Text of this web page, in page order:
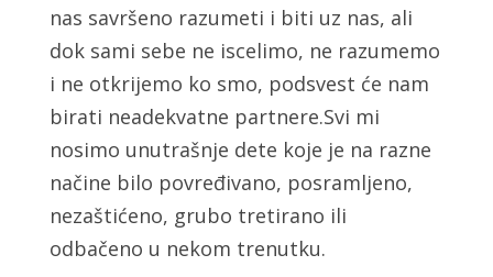
nas savršeno razumeti i biti uz nas, ali
dok sami sebe ne iscelimo, ne razumemo
i ne otkrijemo ko smo, podsvest će nam
birati neadekvatne partnere.Svi mi
nosimo unutrašnje dete koje je na razne
načine bilo povređivano, posramljeno,
nezaštićeno, grubo tretirano ili
odbačeno u nekom trenutku.